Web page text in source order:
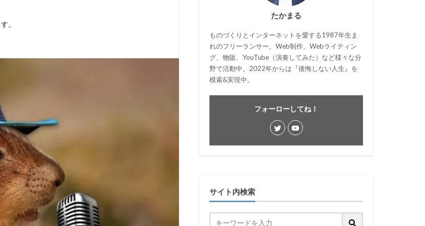
。
たかまる
ものづくりとインターネットを愛する1987年生ま
れのフリーランサー。Web制作、Webライティン
グ、物販、YouTube（演奏してみた）など様々な分
野で活動中。2022年からは『後悔しない人生』を
模索&実現中。
フォーローしてね！
サイト内検索